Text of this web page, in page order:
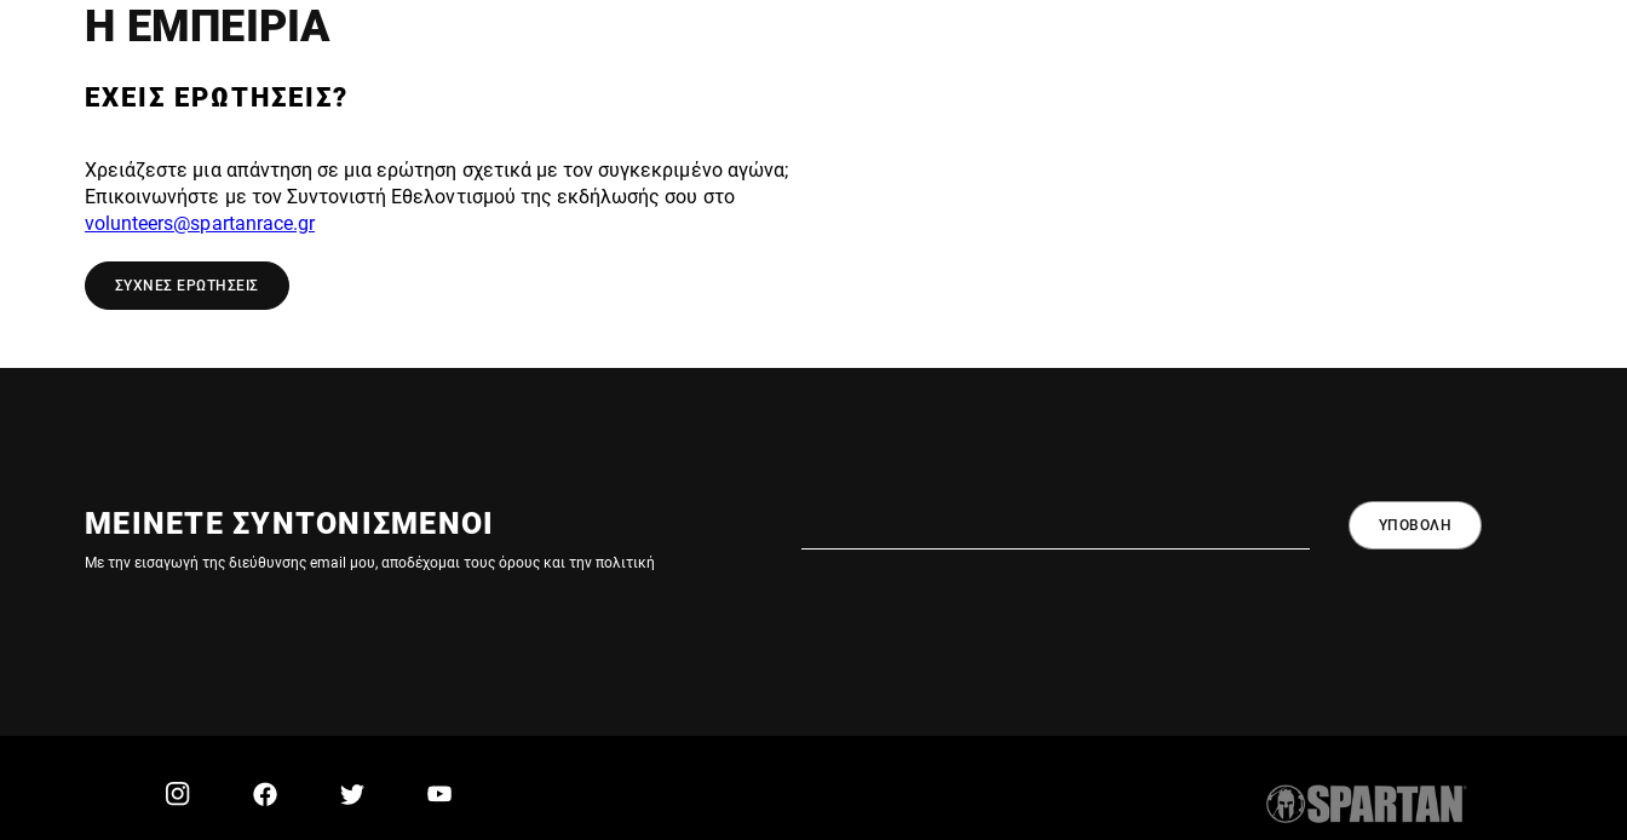
Η ΕΜΠΕΙΡΙΑ
ΕΧΕΙΣ ΕΡΩΤΗΣΕΙΣ?
Χρειάζεστε μια απάντηση σε μια ερώτηση σχετικά με τον συγκεκριμένο αγώνα;
Επικοινωνήστε με τον Συντονιστή Εθελοντισμού της εκδήλωσής σου στο
volunteers@spartanrace.gr
ΣΥΧΝΕΣ ΕΡΩΤΗΣΕΙΣ
ΜΕΙΝΕΤΕ ΣΥΝΤΟΝΙΣΜΕΝΟΙ ΥΠΟΒΟΛΗ
Με την εισαγωγή της διεύθυνσης email μου, αποδέχομαι τους όρους και την πολιτική